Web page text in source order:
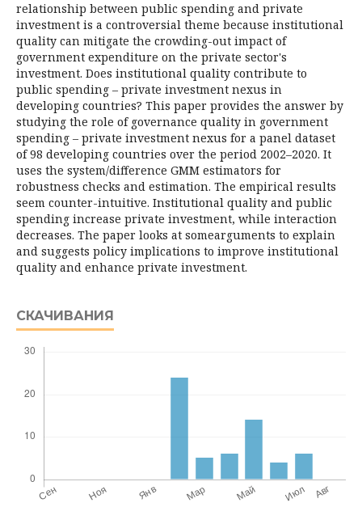
relationship between public spending and private
investment is a controversial theme because institutional
quality can mitigate the crowding-out impact of
government expenditure on the private sector's
investment. Does institutional quality contribute to
public spending – private investment nexus in
developing countries? This paper provides the answer by
studying the role of governance quality in government
spending – private investment nexus for a panel dataset
of 98 developing countries over the period 2002–2020. It
uses the system/difference GMM estimators for
robustness checks and estimation. The empirical results
seem counter-intuitive. Institutional quality and public
spending increase private investment, while interaction
decreases. The paper looks at somearguments to explain
and suggests policy implications to improve institutional
quality and enhance private investment.
СКАЧИВАНИЯ